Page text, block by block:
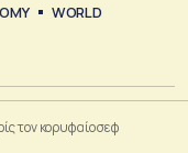
WORLD
τον κορυφαίο σεφ